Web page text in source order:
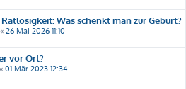
Was schenkt man zur Geburt?
26 Mai 2026 11:10
vor Ort?
« 01 Mär 2023 12:34